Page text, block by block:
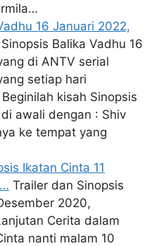
16 Januari 2022,
Sinopsis Balika Vadhu 16
di ANTV serial
setiap hari
kisah Sinopsis
awali dengan : Shiv
ke tempat yang
Ikatan Cinta 11
Trailer dan Sinopsis
2020,
Cerita dalam
nanti malam 10